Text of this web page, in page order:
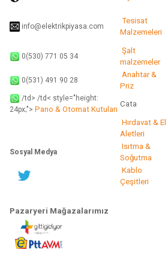
info@elektrikpiyasa.com
Tesisat
Malzemeleri
0(530) 771 05 34
Şalt
malzemeler
0(531) 491 90 28
Anahtar &
Priz
/td> /td< style="height:
24px;"> Pano & Otomat Kutuları
Cata
Hırdavat & El
Aletleri
Sosyal Medya
Isıtma &
Soğutma
Kablo
Çeşitleri
Pazaryeri Mağazalarımız